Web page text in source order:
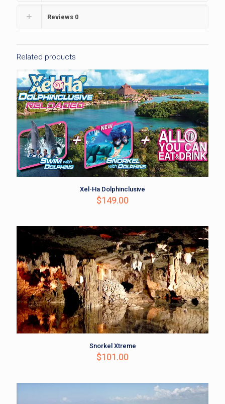
Reviews 0
Related products
Xel-Ha Dolphinclusive
$149.00
Snorkel Xtreme
$101.00